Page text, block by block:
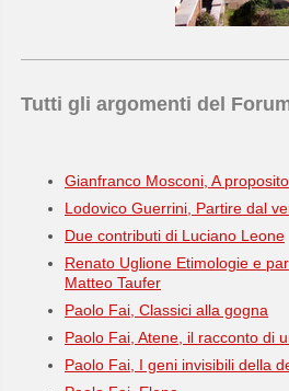
Tutti gli argomenti del
Gianfranco Mosconi, A
Lodovico Guerrini, Partire dal
Due contributi di Luciano Leone
Renato Uglione Etimologie e
Matteo Taufer
Paolo Fai, Classici alla gogna
Paolo Fai, Atene, il racconto di
Paolo Fai, I geni invisibili della